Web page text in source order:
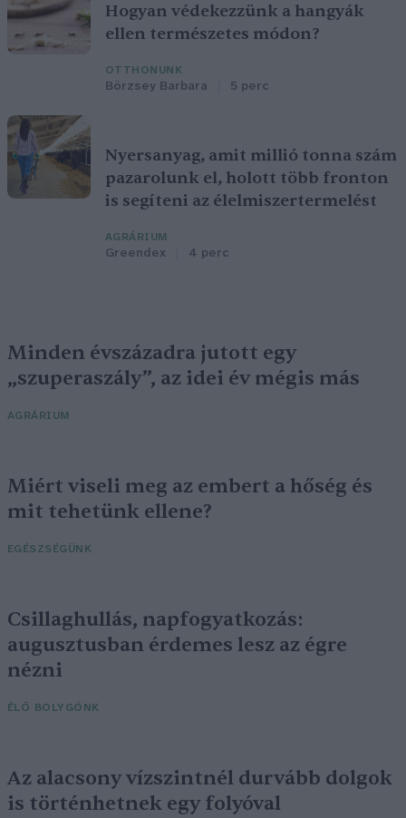
Hogyan védekezzünk a hangyák
ellen természetes módon?
OTTHONUNK
Börzsey Barbara 5 perc
Nyersanyag, amit millió tonna szám
pazarolunk el, holott több fronton
is segíteni az élelmiszertermelést
AGRÁRIUM
Greendex 4 perc
Minden évszázadra jutott egy
„szuperaszály”, az idei év mégis más
AGRÁRIUM
Miért viseli meg az embert a hőség és
mit tehetünk ellene?
EGÉSZSÉGÜNK
Csillaghullás, napfogyatkozás:
augusztusban érdemes lesz az égre
nézni
ÉLŐ BOLYGÓNK
Az alacsony vízszintnél durvább dolgok
is történhetnek egy folyóval